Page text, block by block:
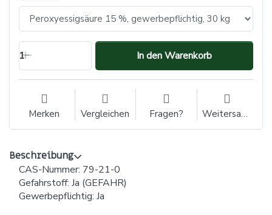
1 In den Warenkorb
Merken Vergleichen Fragen? Weitersagen
Beschreibung
CAS-Nummer: 79-21-0
Gefahrstoff: Ja (GEFAHR)
Gewerbepflichtig: Ja